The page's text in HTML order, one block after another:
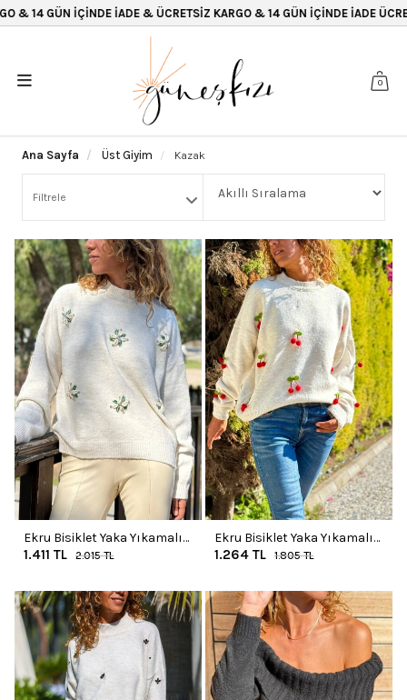
İADE & ÜCRETSİZ KARGO & 14 GÜN İÇİNDE İADE ÜCRETSİZ
0
Ana Sayfa Üst Giyim Kazak
Filtrele
Ekru Bisiklet Yaka Yıkamalı
Taş İşlemeli Yumuşak Dokulu
1.411 TL 2.015TL
Ekru Bisiklet Yaka Yıkamalı
Kiraz Detaylı Yumuşak
1.264 TL 1.805TL